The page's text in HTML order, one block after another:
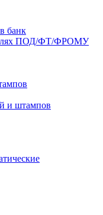
банк
ПОД/ФТ/ФРОМУ
и штампов